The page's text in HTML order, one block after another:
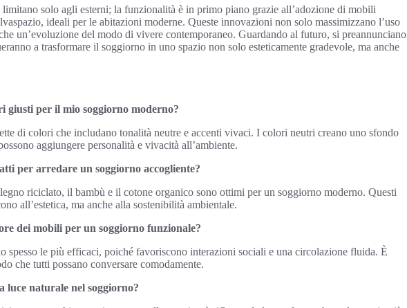
solo agli esterni; la funzionalità è in primo piano grazie all’adozione di mobili
ideali per le abitazioni moderne. Queste innovazioni non solo massimizzano l’uso
un’evoluzione del modo di vivere contemporaneo. Guardando al futuro, si preannunciano
a trasformare il soggiorno in uno spazio non solo esteticamente gradevole, ma anche
giusti per il mio soggiorno moderno?
di colori che includano tonalità neutre e accenti vivaci. I colori neutri creano uno sfondo
aggiungere personalità e vivacità all’ambiente.
per arredare un soggiorno accogliente?
riciclato, il bambù e il cotone organico sono ottimi per un soggiorno moderno. Questi
all’estetica, ma anche alla sostenibilità ambientale.
dei mobili per un soggiorno funzionale?
spesso le più efficaci, poiché favoriscono interazioni sociali e una circolazione fluida. È
che tutti possano conversare comodamente.
luce naturale nel soggiorno?